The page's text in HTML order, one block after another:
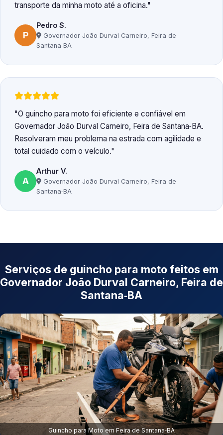
transporte da minha moto até a oficina.
P
Pedro S.
Governador João Durval Carneiro, Feira de
Santana‑BA
O guincho para moto foi eficiente e confiável em
Governador João Durval Carneiro, Feira de Santana‑BA.
Resolveram meu problema na estrada com agilidade e
total cuidado com o veículo.
A
Arthur V.
Governador João Durval Carneiro, Feira de
Santana‑BA
Serviços de guincho para moto feitos em
Governador João Durval Carneiro, Feira de
Santana‑BA
Guincho para Moto em Feira de Santana‑BA